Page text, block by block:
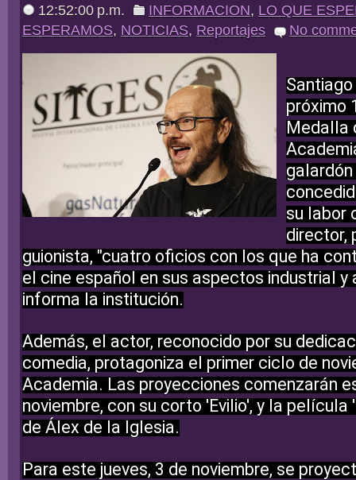
12:52:00 p.m. INFORMACION, LO QUE
ESPERAMOS, NOTICIAS, Reportajes No
próximo
Medalla
su labor
director,
guionista, "cuatro oficios con los que ha
el cine español en sus aspectos industrial y
informa la institución.
Además, el actor, reconocido por su
comedia, protagoniza el primer ciclo de
Academia. Las proyecciones comenzarán
noviembre, con su corto 'Evilio', y la película
de Álex de la Iglesia.
Para este jueves, 3 de noviembre, se